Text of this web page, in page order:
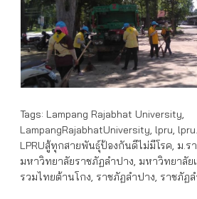
Tags: Lampang Rajabhat University,
LampangRajabhatUniversity, lpru,
LPRUสู้ทุกสายพันธุ์ป้องกันดีไม่มีโรค, ม.ร
มหาวิทยาลัยราชภัฏลำปาง, มหาวิทยาลั
รวมไทยต้านโกง, ราชภัฏลำปาง, ราชภัฏ